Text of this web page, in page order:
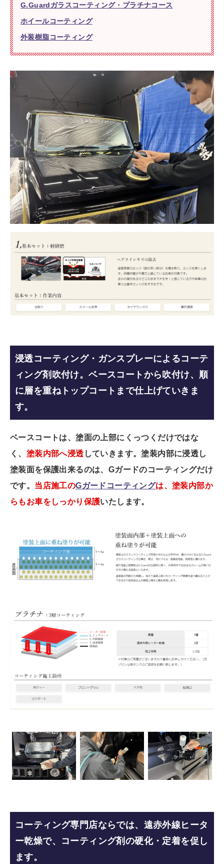
G.Guardガラスコーティング・プラチナコース
ホイールコーティング
外装樹脂コーティング
浸透コーティング・ガンスプレーによるコーテ
ィング剤吹付け。ベースコートから吹付け、順
に層を重ねトップコートまで仕上げていきま
す。
ベースコートは、塗面の上部にくっつくだけではな
く、 塗装内部へ浸透 していきます。塗装内部に浸透し
塗装面を保護出来るのは、 Gガードのコーティングだけ
です。 当店施工のGガードコーティングは、塗装内部か
らもお車をしっかり保護いたします。
コーティング専門店ならでは、遠赤外線ヒータ
ー乾燥で、コーティング剤の硬化・定着を促し
ます。